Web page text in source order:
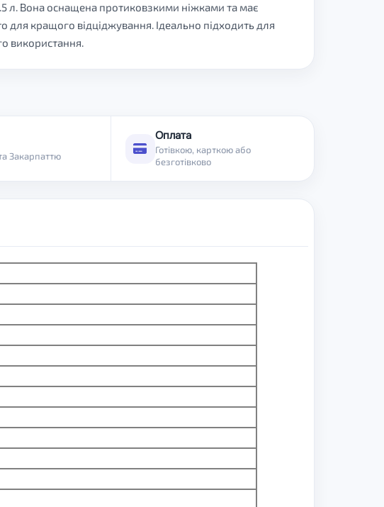
л. Вона оснащена протиковзкими ніжками та має
для кращого відціджування. Ідеально підходить для
використання.
Закарпаттю
Оплата
Готівкою, карткою або
безготівково